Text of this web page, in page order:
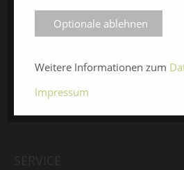
Veranstalter
Medienspiegel
Facebook
Optionale ablehnen
Weitere Informationen zum
Impressum